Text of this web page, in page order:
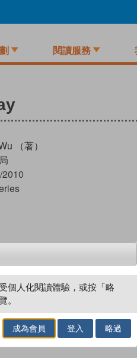
閱讀服務
（著）
電子書
個人化閱讀體驗，或按「略
。
成為會員 登入 略過